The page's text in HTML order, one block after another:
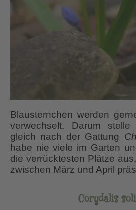
Blausternchen werden
verwechselt. Darum
gleich nach der Gattung
habe nie viele im Garten
die verrücktesten Plätze
zwischen März und April
Corydalis